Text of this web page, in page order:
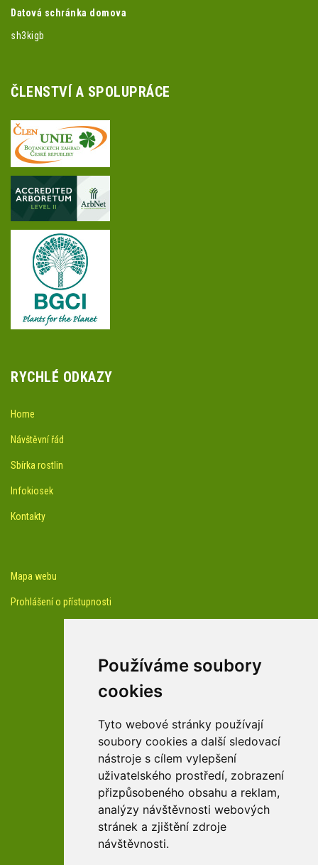
Používáme soubory
cookies
Tyto webové stránky používají
soubory cookies a další sledovací
nástroje s cílem vylepšení
uživatelského prostředí, zobrazení
přizpůsobeného obsahu a reklam,
analýzy návštěvnosti webových
stránek a zjištění zdroje
návštěvnosti.
Datová schránka domova
sh3kigb
ČLENSTVÍ A SPOLUPRÁCE
RYCHLÉ ODKAZY
Home
Návštěvní řád
Sbírka rostlin
Infokiosek
Kontakty
Mapa webu
Prohlášení o přístupnosti
Youtube kanál arboreta